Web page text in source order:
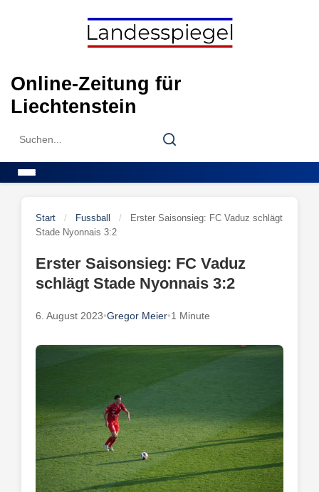
Online-Zeitung für
Liechtenstein
Search
Search
Start / Fussball /
Erster Saisonsieg: FC Vaduz schlägt
Stade Nyonnais 3:2
Erster Saisonsieg: FC Vaduz
schlägt Stade Nyonnais 3:2
6. August 2023•Gregor Meier•1 Minute